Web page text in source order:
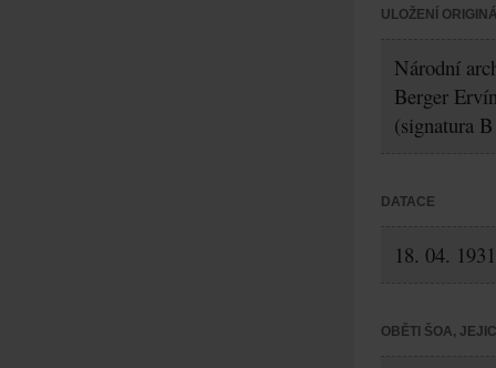
ULOŽENÍ
Národní
Berger
(signatura
DATACE
18. 04. 1931
OBĚTI ŠOA,